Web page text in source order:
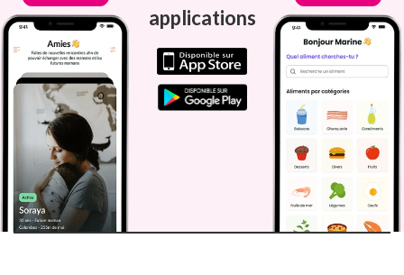
applications